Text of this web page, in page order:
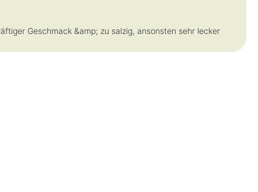
Geschmack &amp; zu salzig, ansonsten sehr lecker